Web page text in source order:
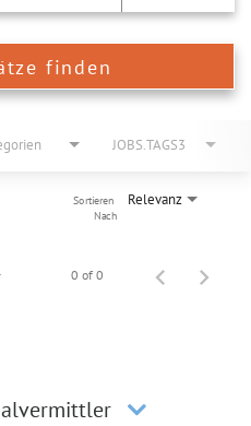
finden
JOBS.TAGS3
Relevanz
Sortieren
Nach
0 of 0